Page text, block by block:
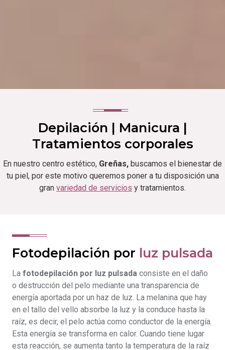
Depilación | Manicura |
Tratamientos corporales
En nuestro centro estético, Greñas, buscamos el bienestar de
tu piel, por este motivo queremos poner a tu disposición una
gran variedad de servicios y tratamientos.
Fotodepilación por luz pulsada
La fotodepilación por luz pulsada consiste en el daño
o destrucción del pelo mediante una transparencia de
energía aportada por un haz de luz. La melanina que hay
en el tallo del vello absorbe la luz y la conduce hasta la
raíz, es decir, el pelo actúa como conductor de la energía.
Esta energía se transforma en calor. Cuando tiene lugar
esta reacción, se aumenta tanto la temperatura de la raíz